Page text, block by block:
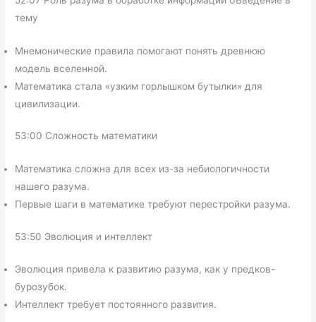
тему
Мнемонические правила помогают понять древнюю
модель вселенной.
Математика стала «узким горлышком бутылки» для
цивилизации.
53:00 Сложность математики
Математика сложна для всех из-за небиологичности
нашего разума.
Первые шаги в математике требуют перестройки разума.
53:50 Эволюция и интеллект
Эволюция привела к развитию разума, как у предков-
бурозубок.
Интеллект требует постоянного развития.